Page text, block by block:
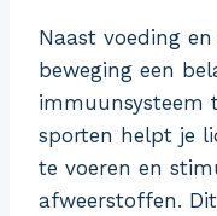
Naast voeding
beweging een
immuunsysteem
sporten helpt je
te voeren en
afweerstoffen.